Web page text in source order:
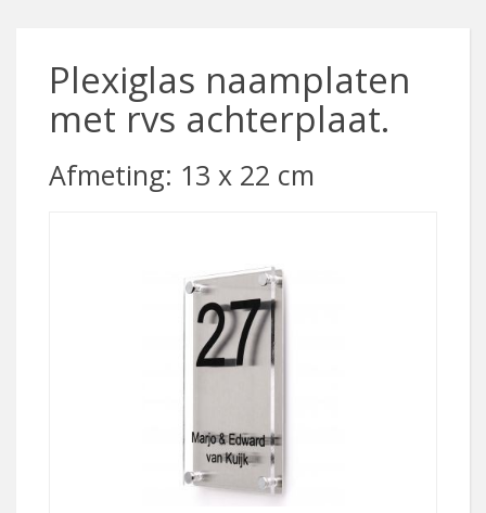
Plexiglas naamplaten
met rvs achterplaat.
Afmeting: 13 x 22 cm